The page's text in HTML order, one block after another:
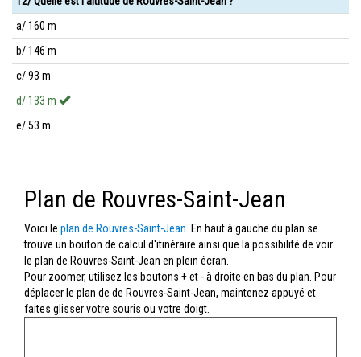
a/ 160 m
b/ 146 m
c/ 93 m
d/ 133 m
e/ 53 m
Plan de Rouvres-Saint-Jean
Voici le plan de Rouvres-Saint-Jean . En haut à gauche du plan se
trouve un bouton de calcul d'itinéraire ainsi que la possibilité de voir
le plan de Rouvres-Saint-Jean en plein écran.
Pour zoomer, utilisez les boutons + et - à droite en bas du plan. Pour
déplacer le plan de de Rouvres-Saint-Jean, maintenez appuyé et
faites glisser votre souris ou votre doigt.